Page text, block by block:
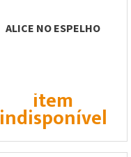
ALICE NO ESPELHO
item
indisponível